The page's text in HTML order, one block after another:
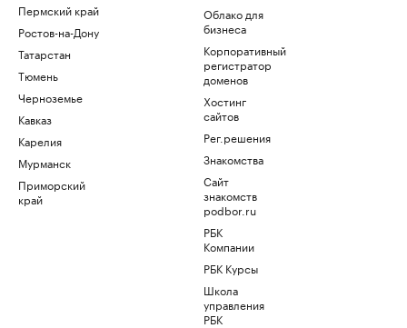
Пермский край
Ростов-на-Дону
Татарстан
Тюмень
Черноземье
Кавказ
Карелия
Мурманск
Приморский
край
Облако для
бизнеса
Корпоративный
регистратор
доменов
Хостинг
сайтов
Рег.решения
Знакомства
Сайт
знакомств
podbor.ru
РБК
Компании
РБК Курсы
Школа
управления
РБК